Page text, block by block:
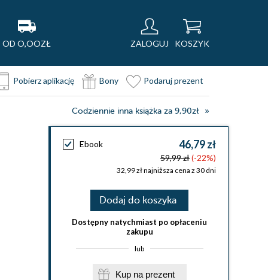
OD O,OOZŁ ZALOGUJ KOSZYK
Pobierz aplikację Bony Podaruj prezent
Codziennie inna książka za 9,90zł
Ebook 46,79 zł
59,99 zł(-22%)
32,99 zł najniższa cena z 30 dni
Dodaj do koszyka
Dostępny natychmiast po opłaceniu
zakupu
lub
Kup na prezent